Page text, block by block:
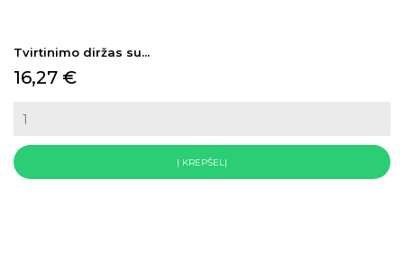
Tvirtinimo diržas su...
Kaina
16,27 €
Į KREPŠELĮ